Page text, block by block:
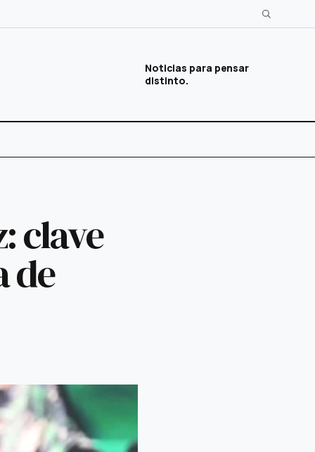
Noticias para pensar
distinto.
clave
de